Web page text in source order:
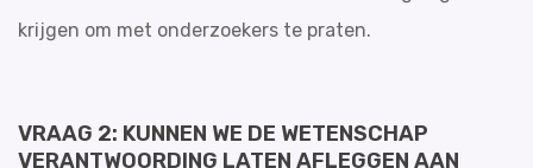
krijgen om met onderzoekers te praten.
VRAAG 2: KUNNEN WE DE WETENSCHAP
VERANTWOORDING LATEN AFLEGGEN AAN